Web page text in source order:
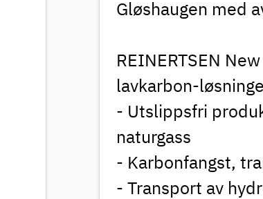
Gløshaugen med
REINERTSEN
lavkarbon-
- Utslippsfri
naturgass
- Karbonfangst,
- Transport av